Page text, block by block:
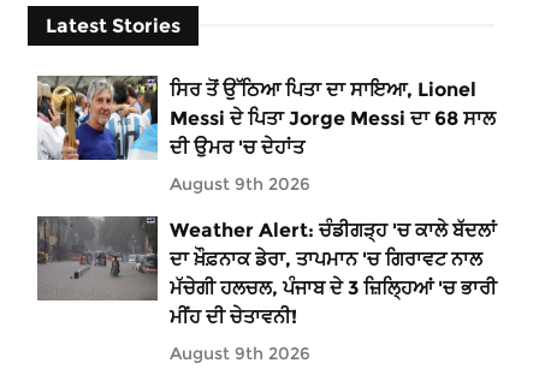
Latest Stories
ਸਿਰ ਤੋਂ ਉੱਠਿਆ ਪਿਤਾ ਦਾ ਸਾਇਆ, Lionel
Messi ਦੇ ਪਿਤਾ Jorge Messi ਦਾ 68 ਸਾਲ
ਦੀ ਉਮਰ 'ਚ ਦੇਹਾਂਤ
August 9th 2026
Weather Alert: ਚੰਡੀਗੜ੍ਹ 'ਚ ਕਾਲੇ ਬੱਦਲਾਂ
ਦਾ ਖ਼ੌਫ਼ਨਾਕ ਡੇਰਾ, ਤਾਪਮਾਨ 'ਚ ਗਿਰਾਵਟ ਨਾਲ
ਮੱਚੇਗੀ ਹਲਚਲ, ਪੰਜਾਬ ਦੇ 3 ਜ਼ਿਲ੍ਹਿਆਂ 'ਚ ਭਾਰੀ
ਮੀਂਹ ਦੀ ਚੇਤਾਵਨੀ!
August 9th 2026